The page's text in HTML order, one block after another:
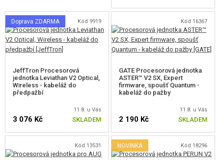
POŠKOZENÉ, POUŽITÉ ZBOŽÍ
NOVINKY
KONTAKT
Doprava ZDARMA Kód 9919
JeffTron Procesorová
jednotka Leviathan V2 Optical,
Wireless - kabeláž do
předpažbí
11.8. u Vás
3 076 Kč SKLADEM
Kód 16367
GATE Procesorová jednotka
ASTER™ V2 SX, Expert
firmware, spoušť Quantum -
kabeláž do pažby
11.8. u Vás
2 190 Kč SKLADEM
Kód 13531 NOVINKA Kód 18296